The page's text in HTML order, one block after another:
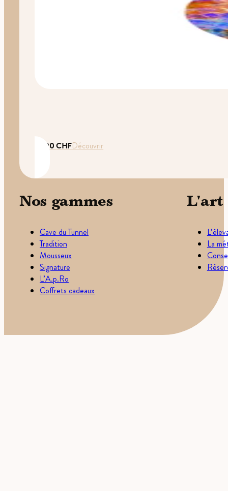
35.00CHFDécouvrir
Nos gammes
Cave du Tunnel
Tradition
Mousseux
Signature
L’A.p.Ro
Coffrets cadeaux
L'art
La